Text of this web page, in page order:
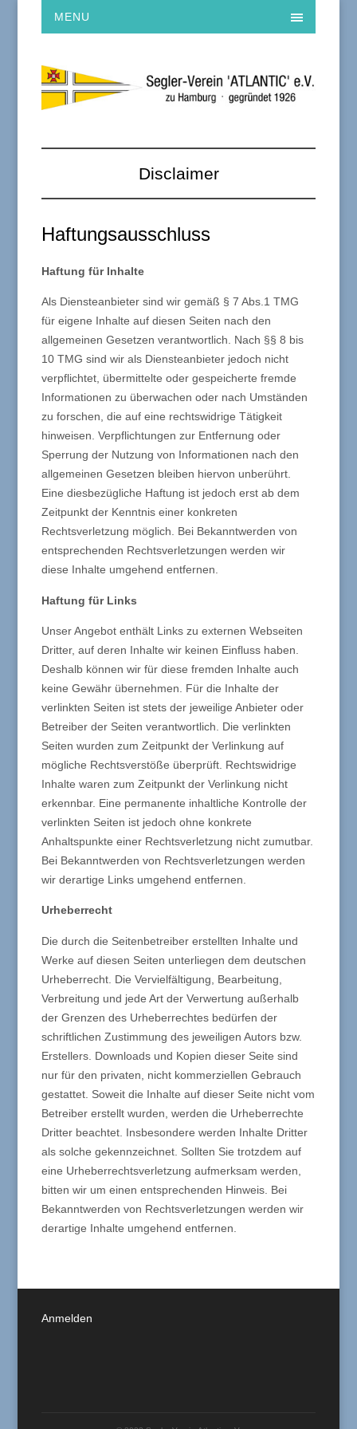
MENU
Disclaimer
Haftungsausschluss
Haftung für Inhalte
Als Diensteanbieter sind wir gemäß § 7 Abs.1 TMG
für eigene Inhalte auf diesen Seiten nach den
allgemeinen Gesetzen verantwortlich. Nach §§ 8 bis
10 TMG sind wir als Diensteanbieter jedoch nicht
verpflichtet, übermittelte oder gespeicherte fremde
Informationen zu überwachen oder nach Umständen
zu forschen, die auf eine rechtswidrige Tätigkeit
hinweisen. Verpflichtungen zur Entfernung oder
Sperrung der Nutzung von Informationen nach den
allgemeinen Gesetzen bleiben hiervon unberührt.
Eine diesbezügliche Haftung ist jedoch erst ab dem
Zeitpunkt der Kenntnis einer konkreten
Rechtsverletzung möglich. Bei Bekanntwerden von
entsprechenden Rechtsverletzungen werden wir
diese Inhalte umgehend entfernen.
Haftung für Links
Unser Angebot enthält Links zu externen Webseiten
Dritter, auf deren Inhalte wir keinen Einfluss haben.
Deshalb können wir für diese fremden Inhalte auch
keine Gewähr übernehmen. Für die Inhalte der
verlinkten Seiten ist stets der jeweilige Anbieter oder
Betreiber der Seiten verantwortlich. Die verlinkten
Seiten wurden zum Zeitpunkt der Verlinkung auf
mögliche Rechtsverstöße überprüft. Rechtswidrige
Inhalte waren zum Zeitpunkt der Verlinkung nicht
erkennbar. Eine permanente inhaltliche Kontrolle der
verlinkten Seiten ist jedoch ohne konkrete
Anhaltspunkte einer Rechtsverletzung nicht zumutbar.
Bei Bekanntwerden von Rechtsverletzungen werden
wir derartige Links umgehend entfernen.
Urheberrecht
Die durch die Seitenbetreiber erstellten Inhalte und
Werke auf diesen Seiten unterliegen dem deutschen
Urheberrecht. Die Vervielfältigung, Bearbeitung,
Verbreitung und jede Art der Verwertung außerhalb
der Grenzen des Urheberrechtes bedürfen der
schriftlichen Zustimmung des jeweiligen Autors bzw.
Erstellers. Downloads und Kopien dieser Seite sind
nur für den privaten, nicht kommerziellen Gebrauch
gestattet. Soweit die Inhalte auf dieser Seite nicht vom
Betreiber erstellt wurden, werden die Urheberrechte
Dritter beachtet. Insbesondere werden Inhalte Dritter
als solche gekennzeichnet. Sollten Sie trotzdem auf
eine Urheberrechtsverletzung aufmerksam werden,
bitten wir um einen entsprechenden Hinweis. Bei
Bekanntwerden von Rechtsverletzungen werden wir
derartige Inhalte umgehend entfernen.
Anmelden